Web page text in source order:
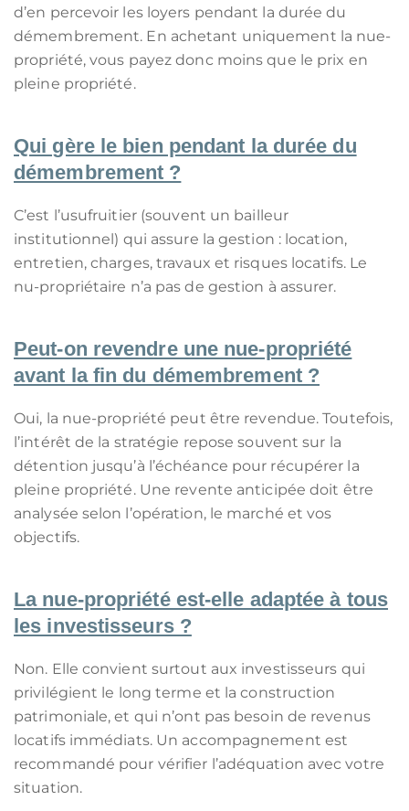
d’en percevoir les loyers pendant la durée du
démembrement. En achetant uniquement la nue-
propriété, vous payez donc moins que le prix en
pleine propriété.
Qui gère le bien pendant la durée du
démembrement ?
C’est l’usufruitier (souvent un bailleur
institutionnel) qui assure la gestion : location,
entretien, charges, travaux et risques locatifs. Le
nu-propriétaire n’a pas de gestion à assurer.
Peut-on revendre une nue-propriété
avant la fin du démembrement ?
Oui, la nue-propriété peut être revendue. Toutefois,
l’intérêt de la stratégie repose souvent sur la
détention jusqu’à l’échéance pour récupérer la
pleine propriété. Une revente anticipée doit être
analysée selon l’opération, le marché et vos
objectifs.
La nue-propriété est-elle adaptée à tous
les investisseurs ?
Non. Elle convient surtout aux investisseurs qui
privilégient le long terme et la construction
patrimoniale, et qui n’ont pas besoin de revenus
locatifs immédiats. Un accompagnement est
recommandé pour vérifier l’adéquation avec votre
situation.